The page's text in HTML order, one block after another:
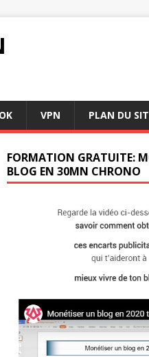
VPN PLAN DU
FORMATION GRATUITE:
BLOG EN 30MN CHRONO